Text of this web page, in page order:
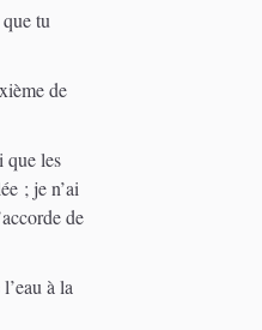
tu
de
que les
; je n’ai
de
à la